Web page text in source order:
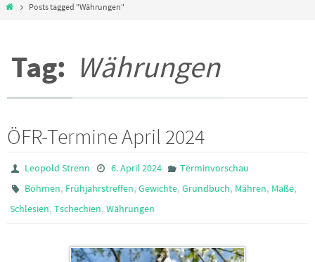
HomePosts tagged "Währungen"
Tag: Währungen
ÖFR-Termine April 2024
Leopold Strenn 6. April 2024
Terminvorschau
Böhmen, Frühjahrstreffen,Gewichte,Grundbuch, Mähren, Maße,
Schlesien, Tschechien, Währungen